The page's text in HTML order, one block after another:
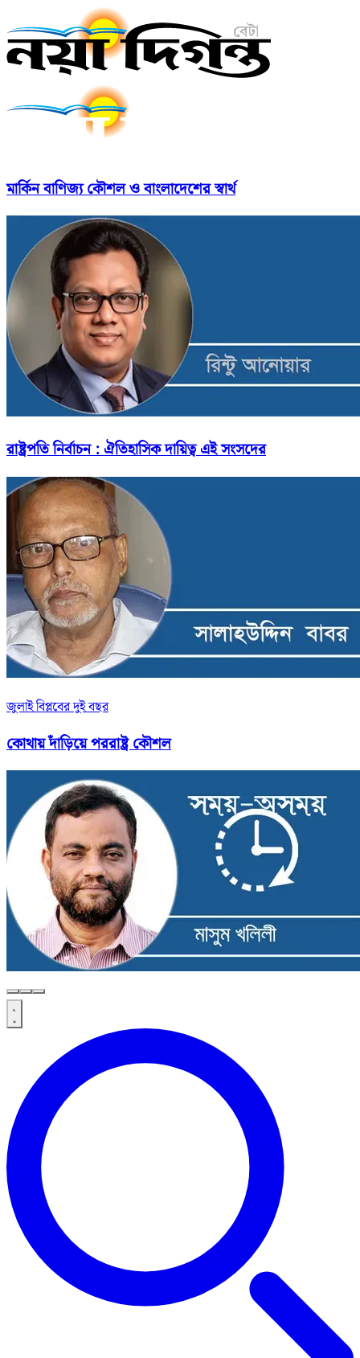
মার্কিন বাণিজ্য কৌশল ও বাংলাদেশের স্বার্থ
রাষ্ট্রপতি নির্বাচন : ঐতিহাসিক দায়িত্ব এই সংসদের
জুলাই বিপ্লবের দুই বছর
কোথায় দাঁড়িয়ে পররাষ্ট্র কৌশল